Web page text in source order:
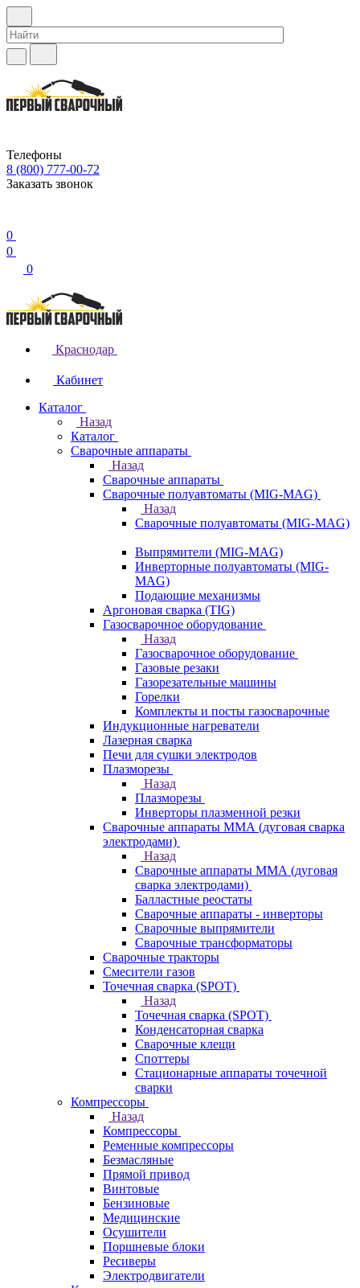
Телефоны
8 (800) 777-00-72
Заказать звонок
0
0
0
Краснодар
Кабинет
Каталог
Назад
Каталог
Сварочные аппараты
Назад
Сварочные аппараты
Сварочные полуавтоматы (MIG-MAG)
Назад
Сварочные полуавтоматы (MIG-MAG)
Выпрямители (MIG-MAG)
Инверторные полуавтоматы (MIG-
MAG)
Подающие механизмы
Аргоновая сварка (TIG)
Газосварочное оборудование
Назад
Газосварочное оборудование
Газовые резаки
Газорезательные машины
Горелки
Комплекты и посты газосварочные
Индукционные нагреватели
Лазерная сварка
Печи для сушки электродов
Плазморезы
Назад
Плазморезы
Инверторы плазменной резки
Сварочные аппараты ММА (дуговая сварка
электродами)
Назад
Сварочные аппараты ММА (дуговая
сварка электродами)
Балластные реостаты
Сварочные аппараты - инверторы
Сварочные выпрямители
Сварочные трансформаторы
Сварочные тракторы
Смесители газов
Точечная сварка (SPOT)
Назад
Точечная сварка (SPOT)
Конденсаторная сварка
Сварочные клещи
Споттеры
Стационарные аппараты точечной
сварки
Компрессоры
Назад
Компрессоры
Ременные компрессоры
Безмасляные
Прямой привод
Винтовые
Бензиновые
Медицинские
Осушители
Поршневые блоки
Ресиверы
Электродвигатели